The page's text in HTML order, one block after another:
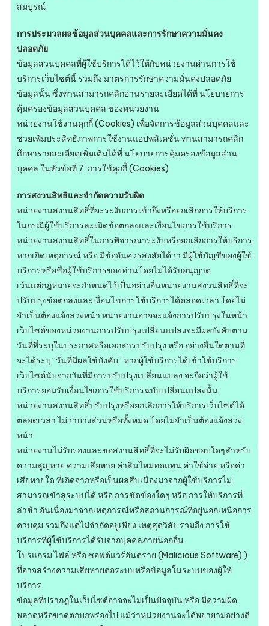
สมบูรณ์
การประมวลผลข้อมูลส่วนบุคคลและการรักษาความมั่นคง
ปลอดภัย
ข้อมูลส่วนบุคคลที่ผู้ใช้บริการได้ไว้ให้กับหน่วยงานผ่านการใช้
บริการเว็บไซต์นี้ รวมถึง มาตรการรักษาความมั่นคงปลอดภัย
ข้อมูลนั้น ซึ่งท่านสามารถคลิกอ่านรายละเอียดได้ที่ นโยบายการ
คุ้มครองข้อมูลส่วนบุคคล ของหน่วยงาน
หน่วยงานใช้งานคุกกี้ (Cookies) เพื่อจัดการข้อมูลส่วนบุคคลและ
ช่วยเพิ่มประสิทธิภาพการใช้งานแอปพลิเคชั่น ท่านสามารถคลิก
ศึกษารายละเอียดเพิ่มเติมได้ที่ นโยบายการคุ้มครองข้อมูลส่วน
บุคคล ในหัวข้อที่ 7. การใช้คุกกี้ (Cookies)
การสงวนสิทธิและจำกัดความรับผิด
หน่วยงานสงวนสิทธิ์ที่จะระงับการเข้าถึงหรือยกเลิกการให้บริการ
ในกรณีผู้ใช้บริการละเมิดข้อตกลงและเงื่อนไขการใช้บริการ
หน่วยงานสงวนสิทธิ์ในการพิจารณาระงับหรือยกเลิกการให้บริการ
หากเกิดเหตุการณ์ หรือ มีข้ออันควรสงสัยได้ว่า มีผู้ใช้บัญชีของผู้ใช้
บริการหรือชื่อผู้ใช้บริการของท่านโดยไม่ได้รับอนุญาต
เว้นแต่กฎหมายจะกำหนดไว้เป็นอย่างอื่นหน่วยงานสงวนสิทธิ์ที่จะ
ปรับปรุงข้อตกลงและเงื่อนไขการใช้บริการได้ตลอดเวลา โดยไม่
จำเป็นต้องแจ้งล่วงหน้า หน่วยงานอาจจะแจ้งการปรับปรุงในหน้า
เว็บไซต์ของหน่วยงานการปรับปรุงเปลี่ยนแปลงจะมีผลบังคับตาม
วันที่ที่ระบุในประกาศหรือเอกสารปรับปรุง หรือ อย่างอื่นใดตามที่
จะได้ระบุ “วันที่มีผลใช้บังคับ” หากผู้ใช้บริการได้เข้าใช้บริการ
เว็บไซต์นับจากวันที่มีการปรับปรุงเปลี่ยนแปลง จะถือว่าผู้ใช้
บริการยอมรับเงื่อนไขการใช้บริการฉบับเปลี่ยนแปลงนั้น
หน่วยงานสงวนสิทธิ์ปรับปรุงหรือยกเลิกการให้บริการเว็บไซต์ได้
ตลอดเวลา ไม่ว่าบางส่วนหรือทั้งหมด โดยไม่จำเป็นต้องแจ้งล่วง
หน้า
หน่วยงานไม่รับรองและขอสงวนสิทธิ์ที่จะไม่รับผิดชอบใดๆสำหรับ
ความสูญหาย ความเสียหาย ค่าสินไหมทดแทน ค่าใช้จ่าย หรือค่า
เสียหายใด ที่เกิดจากหรือเป็นผลสืบเนื่องมาจากผู้ใช้บริการไม่
สามารถเข้าสู่ระบบได้ หรือ การขัดข้องใดๆ หรือ การให้บริการที่
ล่าช้า อันเนื่องมาจากเหตุการณ์หรือสถานการณ์ที่อยู่นอกเหนือการ
ควบคุม รวมถึงแต่ไม่จำกัดอยู่เพียง เหตุสุดวิสัย รวมถึง การใช้
บริการที่ผู้ใช้บริการได้รับจากบุคคลภายนอกอื่น
โปรแกรม ไฟล์ หรือ ซอฟต์แวร์อันตราย (Malicious Software) )
ที่อาจสร้างความเสียหายต่อระบบหรือข้อมูลในระบบของผู้ให้
บริการ
ข้อมูลที่ปรากฎในเว็บไซต์อาจจะไม่เป็นปัจจุบัน หรือ มีความผิด
พลาดหรือขาดตกบกพร่องไป แม้ว่าหน่วยงานจะได้พยายามอย่างดี